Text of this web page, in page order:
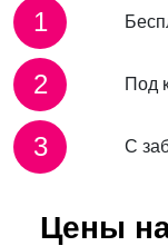
1
2 Под
3 С
Цены